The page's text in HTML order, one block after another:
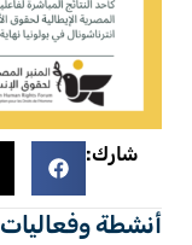
شارك:
أنشطة وفعاليات